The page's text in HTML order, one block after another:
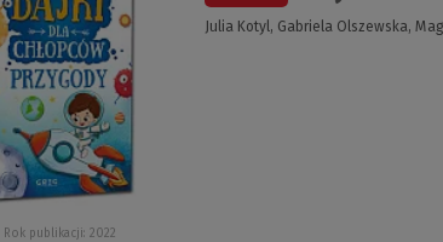
Julia Kotyl, Gabriela Olszewska,
Rok publikacji: 2022